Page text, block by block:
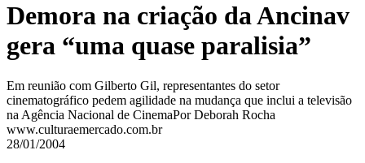
Demora na criação da Ancinav
gera “uma quase paralisia”
Em reunião com Gilberto Gil, representantes do setor
cinematográfico pedem agilidade na mudança que inclui a televisão
na Agência Nacional de CinemaPor Deborah Rocha
www.culturaemercado.com.br
28/01/2004